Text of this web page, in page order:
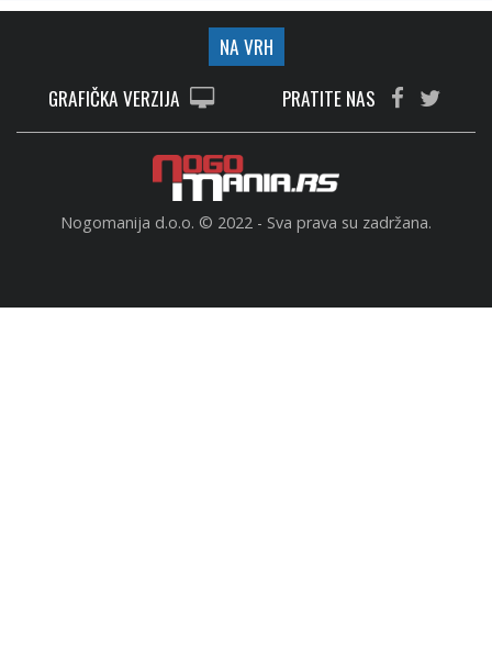
NA VRH
GRAFIČKA VERZIJA
PRATITE NAS
Nogomanija d.o.o. © 2022 - Sva prava su zadržana.